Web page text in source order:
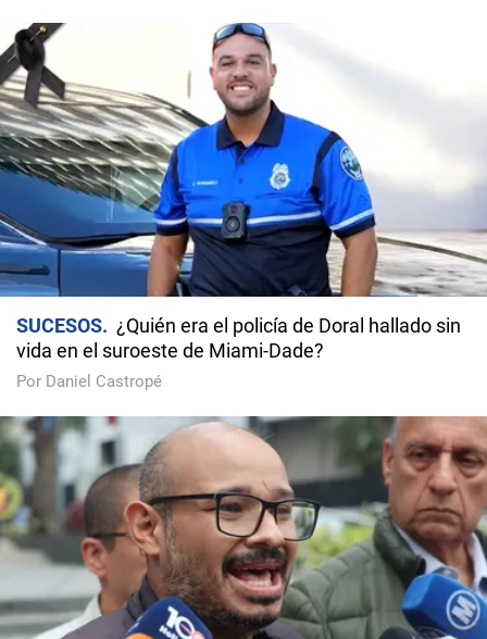
SUCESOS
¿Quién era el policía de Doral hallado sin
vida en el suroeste de Miami-Dade?
Por Daniel Castropé